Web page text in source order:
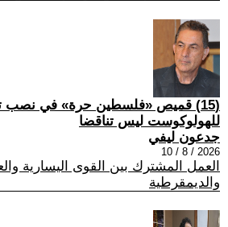
(15) قميص «فلسطين حرة» في نصب
للهولوكوست ليس تناقضا
جدعون ليفي
2026 / 8 / 10
العمل المشترك بين القوى اليسارية
والديمقرطية